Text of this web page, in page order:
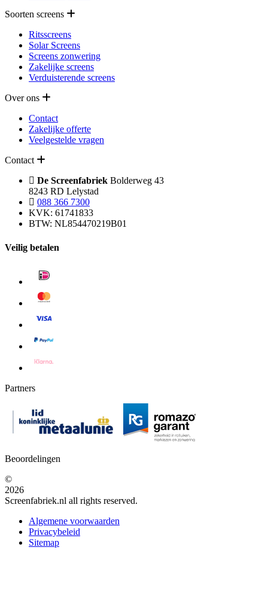
Soorten screens
Ritsscreens
Solar Screens
Screens zonwering
Zakelijke screens
Verduisterende screens
Over ons
Contact
Zakelijke offerte
Veelgestelde vragen
Contact
De Screenfabriek Bolderweg 43
8243 RD Lelystad
088 366 7300
KVK: 61741833
BTW: NL854470219B01
Veilig betalen
Partners
Beoordelingen
©
2026
Screenfabriek.nl all rights reserved.
Algemene voorwaarden
Privacybeleid
Sitemap